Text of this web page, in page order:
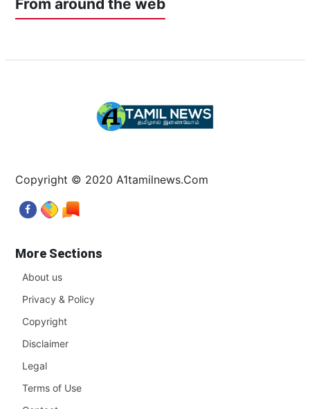
From around the web
Copyright © 2020 A1tamilnews.Com
More Sections
About us
Privacy & Policy
Copyright
Disclaimer
Legal
Terms of Use